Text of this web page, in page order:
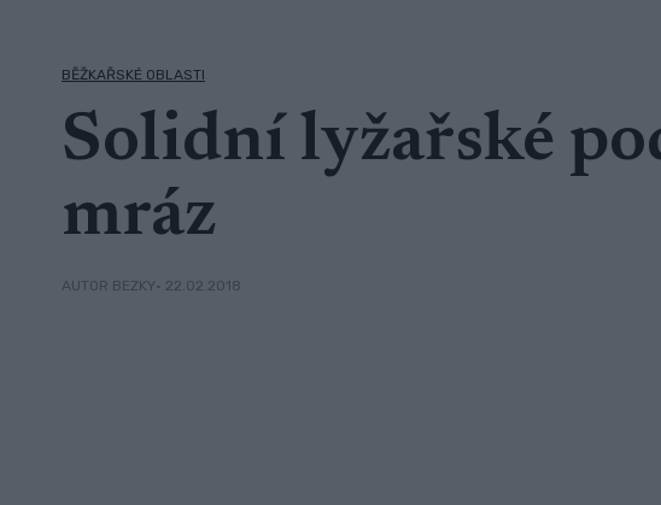
BĚŽKAŘSKÉ OBLASTI
Solidní lyžařské
mráz
AUTOR BEZKY• 22.02.2018